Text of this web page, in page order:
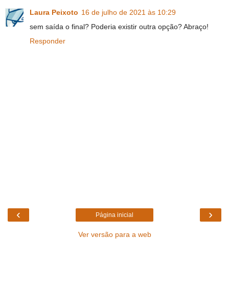
Laura Peixoto 16 de julho de 2021 às 10:29
sem saída o final? Poderia existir outra opção? Abraço!
Responder
‹ ›
Página inicial
Ver versão para a web